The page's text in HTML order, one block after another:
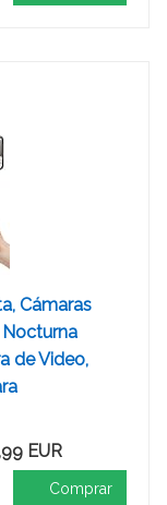
Cámaras
Nocturna
de Video,
EUR
Comprar